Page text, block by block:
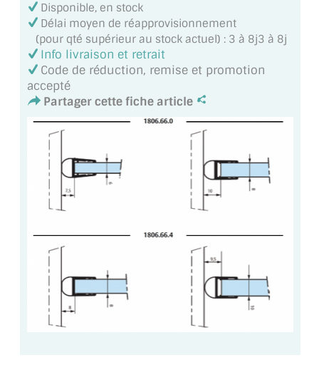
MIROIR POUR SALLE DE SPORT
MIROIR POUR SALLE DE DANSE
MIROIR ENCADRÉ
MIROIR TV
VERRE SUR MESURE
VERRE EXTRACLAIR
VERRE TREMPÉ (SÉCURIT)
PAROI DE DOUCHE
VERRE FEUILLETÉ
VERRE ANTI-REFLET
VERRE LAQUÉ/CRÉDENCE
Disponible, en stock
Délai moyen de réapprovisionnement
(pour qté supérieur au stock actuel) : 3 à 8j3 à 8j
Info livraison et retrait
Code de réduction, remise et promotion
accepté
Partager cette fiche article